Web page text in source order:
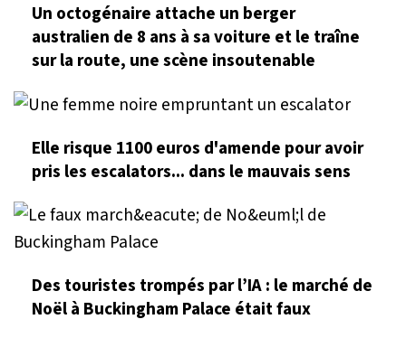
Un octogénaire attache un berger
australien de 8 ans à sa voiture et le traîne
sur la route, une scène insoutenable
Elle risque 1100 euros d'amende pour avoir
pris les escalators... dans le mauvais sens
Des touristes trompés par l’IA : le marché de
Noël à Buckingham Palace était faux